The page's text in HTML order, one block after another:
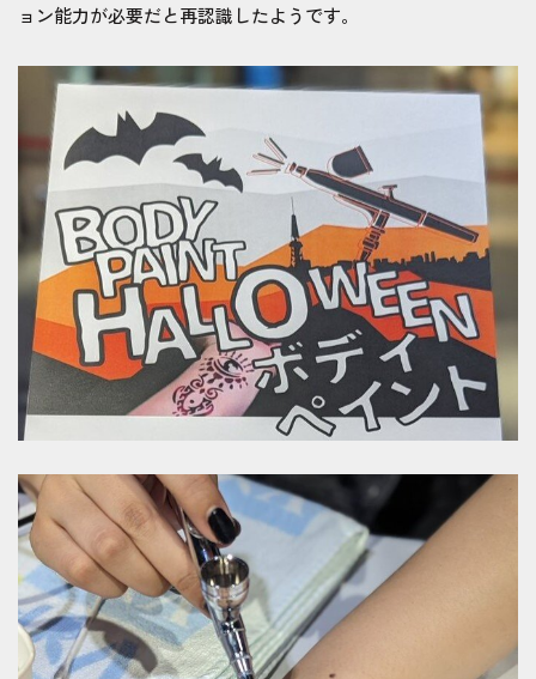
ョン能力が必要だと再認識したようです。